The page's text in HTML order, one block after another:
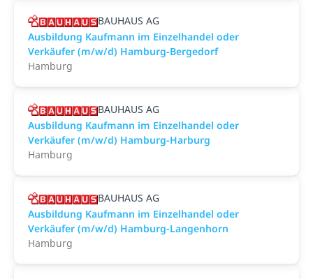
BAUHAUS AG
Ausbildung Kaufmann im Einzelhandel oder
Verkäufer (m/w/d) Hamburg-Bergedorf
Hamburg
BAUHAUS AG
Ausbildung Kaufmann im Einzelhandel oder
Verkäufer (m/w/d) Hamburg-Harburg
Hamburg
BAUHAUS AG
Ausbildung Kaufmann im Einzelhandel oder
Verkäufer (m/w/d) Hamburg-Langenhorn
Hamburg